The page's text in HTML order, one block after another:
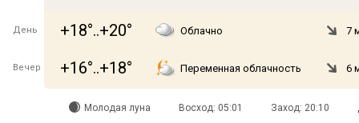
День +18°..+20° Облачно 7
Вечер +16°..+18° Переменная облачность 6
Молодая луна Восход: 05:01 Заход: 20:10